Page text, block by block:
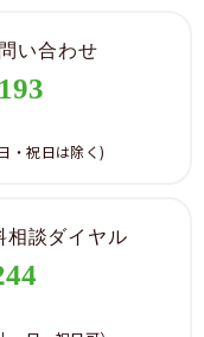
い合わせ
・祝日は除く)
相談ダイヤル